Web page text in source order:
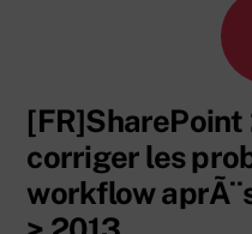
[FR]SharePoint
corriger les
workflow